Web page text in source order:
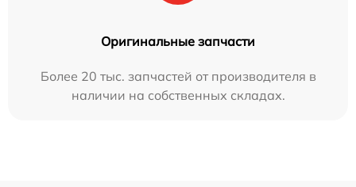
Оригинальные запчасти
Более 20 тыс. запчастей от производителя в
наличии на собственных складах.